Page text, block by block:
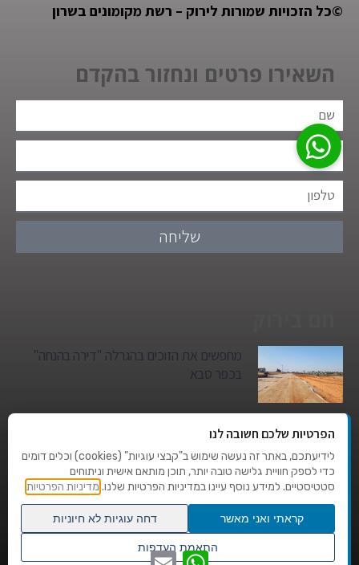
©כל הזכויות שמורות לירוק – רשת מקומונים בשרון
השאירו פרטים ונחזור בהקדם
שליחה
מחפשים את הזוכים בהגרלה "דירה בהנחה"
בכפר סבא
גן הילדים של מרים סיטי יהפוך למגדל מגורים:
סגירת מעגל היסטורית במגדיאל
טרגדיה בצהרי היום: בן 80 נהרג על מעבר
החצייה בהוד השרון
Email
WhatsApp גלילה
הפרטיות שלכם חשובה לנו
לידיעתכם, באתר זה נעשה שימוש ב"קבצי עוגיות" (cookies) וכלים דומים
כדי לספק חוויית גלישה טובה יותר, תוכן מותאם אישית וניתוחים
סטטיסטיים. למידע נוסף עיינו במדיניות הפרטיות שלנו. מדיניות הפרטיות
קראתי ואני מאשר
דחה עוגיות לא חיוניות
התאמת העדפות
שנו העדפות פרטיות